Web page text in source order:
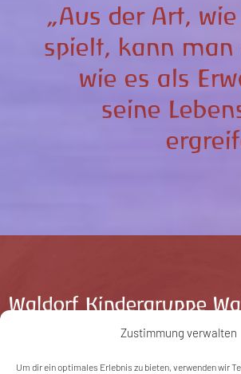
Zustimmung verwalten
Um dir ein optimales Erlebnis zu bieten, verwenden wir
„Aus der Art,
spielt, kann man
wie es als
seine
Waldorf Kindergruppe